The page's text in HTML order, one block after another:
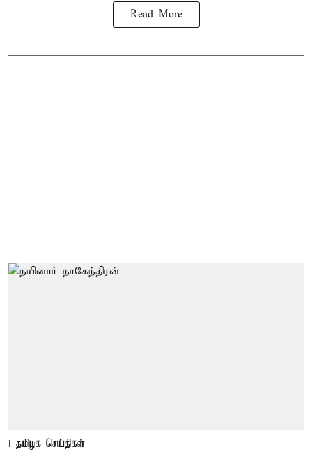
Read More
தமிழக செய்திகள்